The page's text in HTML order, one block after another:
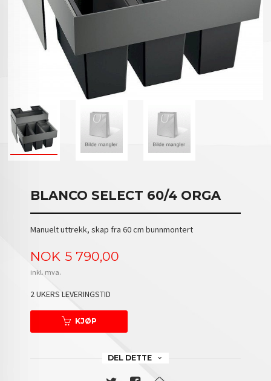
BLANCO SELECT 60/4 ORGA
Manuelt uttrekk, skap fra 60 cm bunnmontert
Pris
NOK 5 790,00
inkl. mva.
2 UKERS LEVERINGSTID
KJØP
DEL DETTE